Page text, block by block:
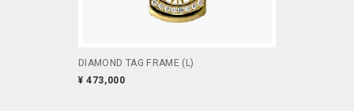
DIAMOND TAG FRAME (L)
¥ 473,000